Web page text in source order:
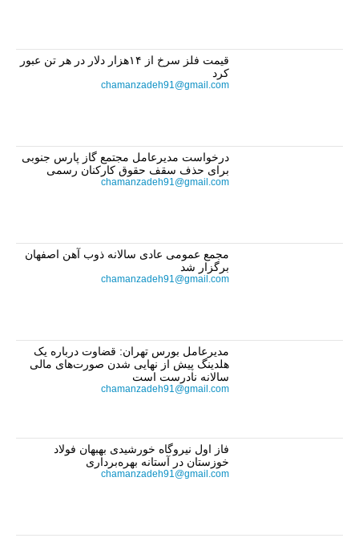
قیمت فلز سرخ از ۱۴هزار دلار در هر تن عبور
کرد
chamanzadeh91@gmail.com
درخواست مدیرعامل مجتمع گاز پارس جنوبی
برای حذف سقف حقوق کارکنان رسمی
chamanzadeh91@gmail.com
مجمع عمومی عادی سالانه ذوب آهن اصفهان
برگزار شد
chamanzadeh91@gmail.com
مدیرعامل بورس تهران: قضاوت درباره یک
هلدینگ پیش از نهایی شدن صورت‌های مالی
سالانه نادرست است
chamanzadeh91@gmail.com
فاز اول نیروگاه خورشیدی بهبهان فولاد
خوزستان در آستانه بهره‌برداری
chamanzadeh91@gmail.com